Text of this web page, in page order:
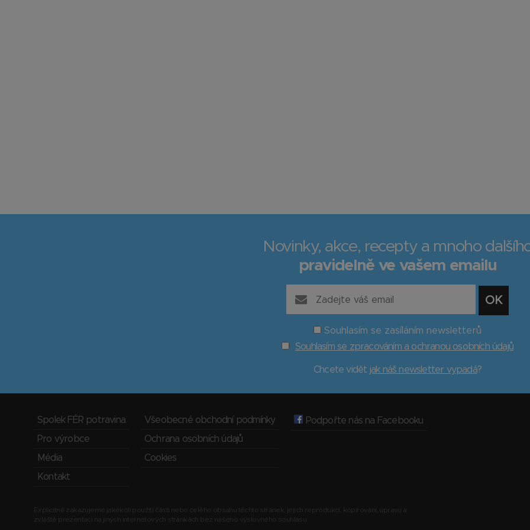
Novinky, akce, recepty a mnoho
pravidelně ve vašem emailu
Souhlasím se zasíláním newsletterů
Souhlasím se zpracováním a ochranou osobních údajů
Chcete vidět jak náš newsletter vypadá?
Spolek FÉR potravina
Pro výrobce
Média
Kontakt
Všeobecné obchodní podmínky
Ochrana osobních údajů
Cookies
Podpořte nás na Facebooku
Explicitně zakazujeme jakékoli použití části nebo celého obsahu těchto stránek, jejich reprodukci, kopírování, úpravu a
zvláště prezentaci na jiných internetových stránkách bez našeho výslovného souhlasu.